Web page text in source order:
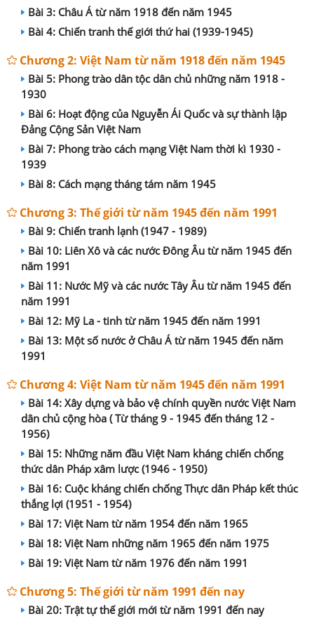
Bài 3: Châu Á từ năm 1918 đến năm 1945
Bài 4: Chiến tranh thế giới thứ hai (1939-1945)
Chương 2: Việt Nam từ năm 1918 đến năm 1945
Bài 5: Phong trào dân tộc dân chủ những năm 1918 -
1930
Bài 6: Hoạt động của Nguyễn Ái Quốc và sự thành lập
Đảng Cộng Sản Việt Nam
Bài 7: Phong trào cách mạng Việt Nam thời kì 1930 -
1939
Bài 8: Cách mạng tháng tám năm 1945
Chương 3: Thế giới từ năm 1945 đến năm 1991
Bài 9: Chiến tranh lạnh (1947 - 1989)
Bài 10: Liên Xô và các nước Đông Âu từ năm 1945 đến
năm 1991
Bài 11: Nước Mỹ và các nước Tây Âu từ năm 1945 đến
năm 1991
Bài 12: Mỹ La - tinh từ năm 1945 đến năm 1991
Bài 13: Một số nước ở Châu Á từ năm 1945 đến năm
1991
Chương 4: Việt Nam từ năm 1945 đến năm 1991
Bài 14: Xây dựng và bảo vệ chính quyền nước Việt Nam
dân chủ cộng hòa ( Từ tháng 9 - 1945 đến tháng 12 -
1956)
Bài 15: Những năm đầu Việt Nam kháng chiến chống
thức dân Pháp xâm lược (1946 - 1950)
Bài 16: Cuộc kháng chiến chống Thực dân Pháp kết thúc
thắng lợi (1951 - 1954)
Bài 17: Việt Nam từ năm 1954 đến năm 1965
Bài 18: Việt Nam những năm 1965 đến năm 1975
Bài 19: Việt Nam từ năm 1976 đến năm 1991
Chương 5: Thế giới từ năm 1991 đến nay
Bài 20: Trật tự thế giới mới từ năm 1991 đến nay